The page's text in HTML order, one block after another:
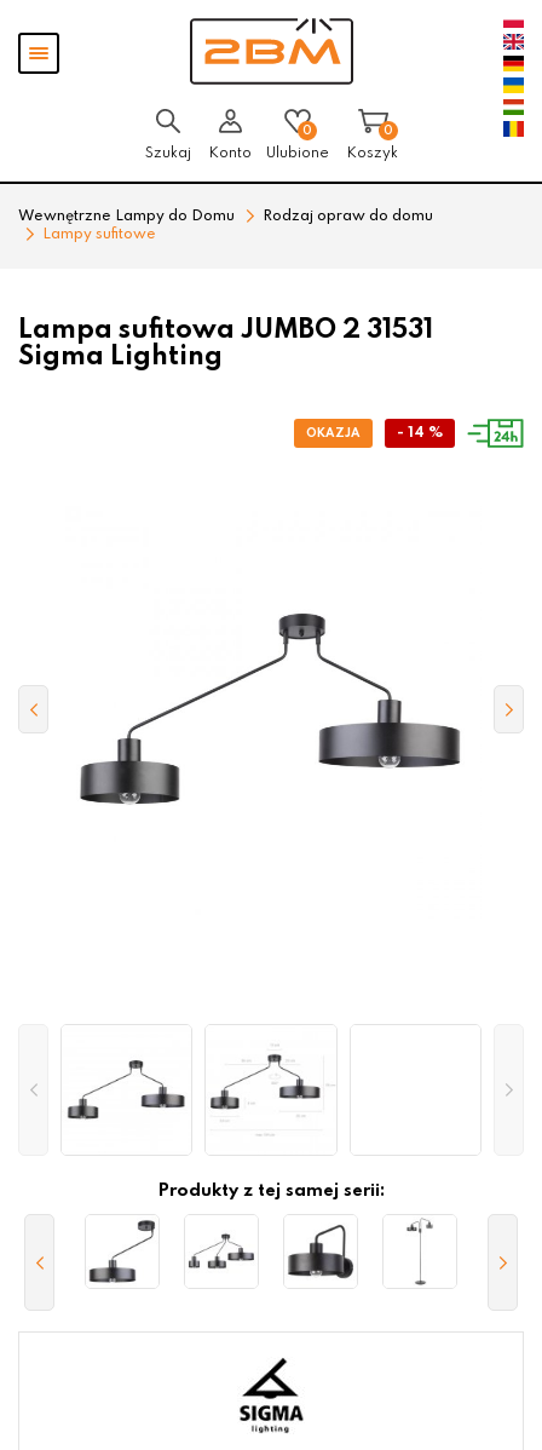
Pokaż
menu
Szukaj Konto
0
Ulubione
0
Koszyk
Wewnętrzne Lampy do Domu
Rodzaj opraw do domu
Lampy sufitowe
Lampa sufitowa JUMBO 2 31531
Sigma Lighting
- 14 %
Produkty z tej samej serii: